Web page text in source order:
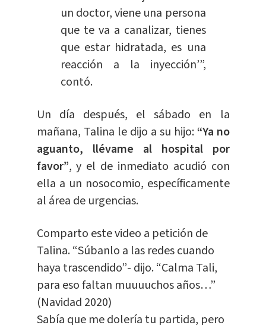
un doctor, viene una persona
que te va a canalizar, tienes
que estar hidratada, es una
reacción a la inyección’”,
contó.
Un día después, el sábado en la
mañana, Talina le dijo a su hijo:“Ya no
aguanto, llévame al hospital por
favor”, y el de inmediato acudió con
ella a un nosocomio, específicamente
al área de urgencias.
Comparto este video a petición de
Talina. “Súbanlo a las redes cuando
haya trascendido”- dijo. “Calma Tali,
para eso faltan muuuuchos años…”
(Navidad 2020)
Sabía que me dolería tu partida, pero